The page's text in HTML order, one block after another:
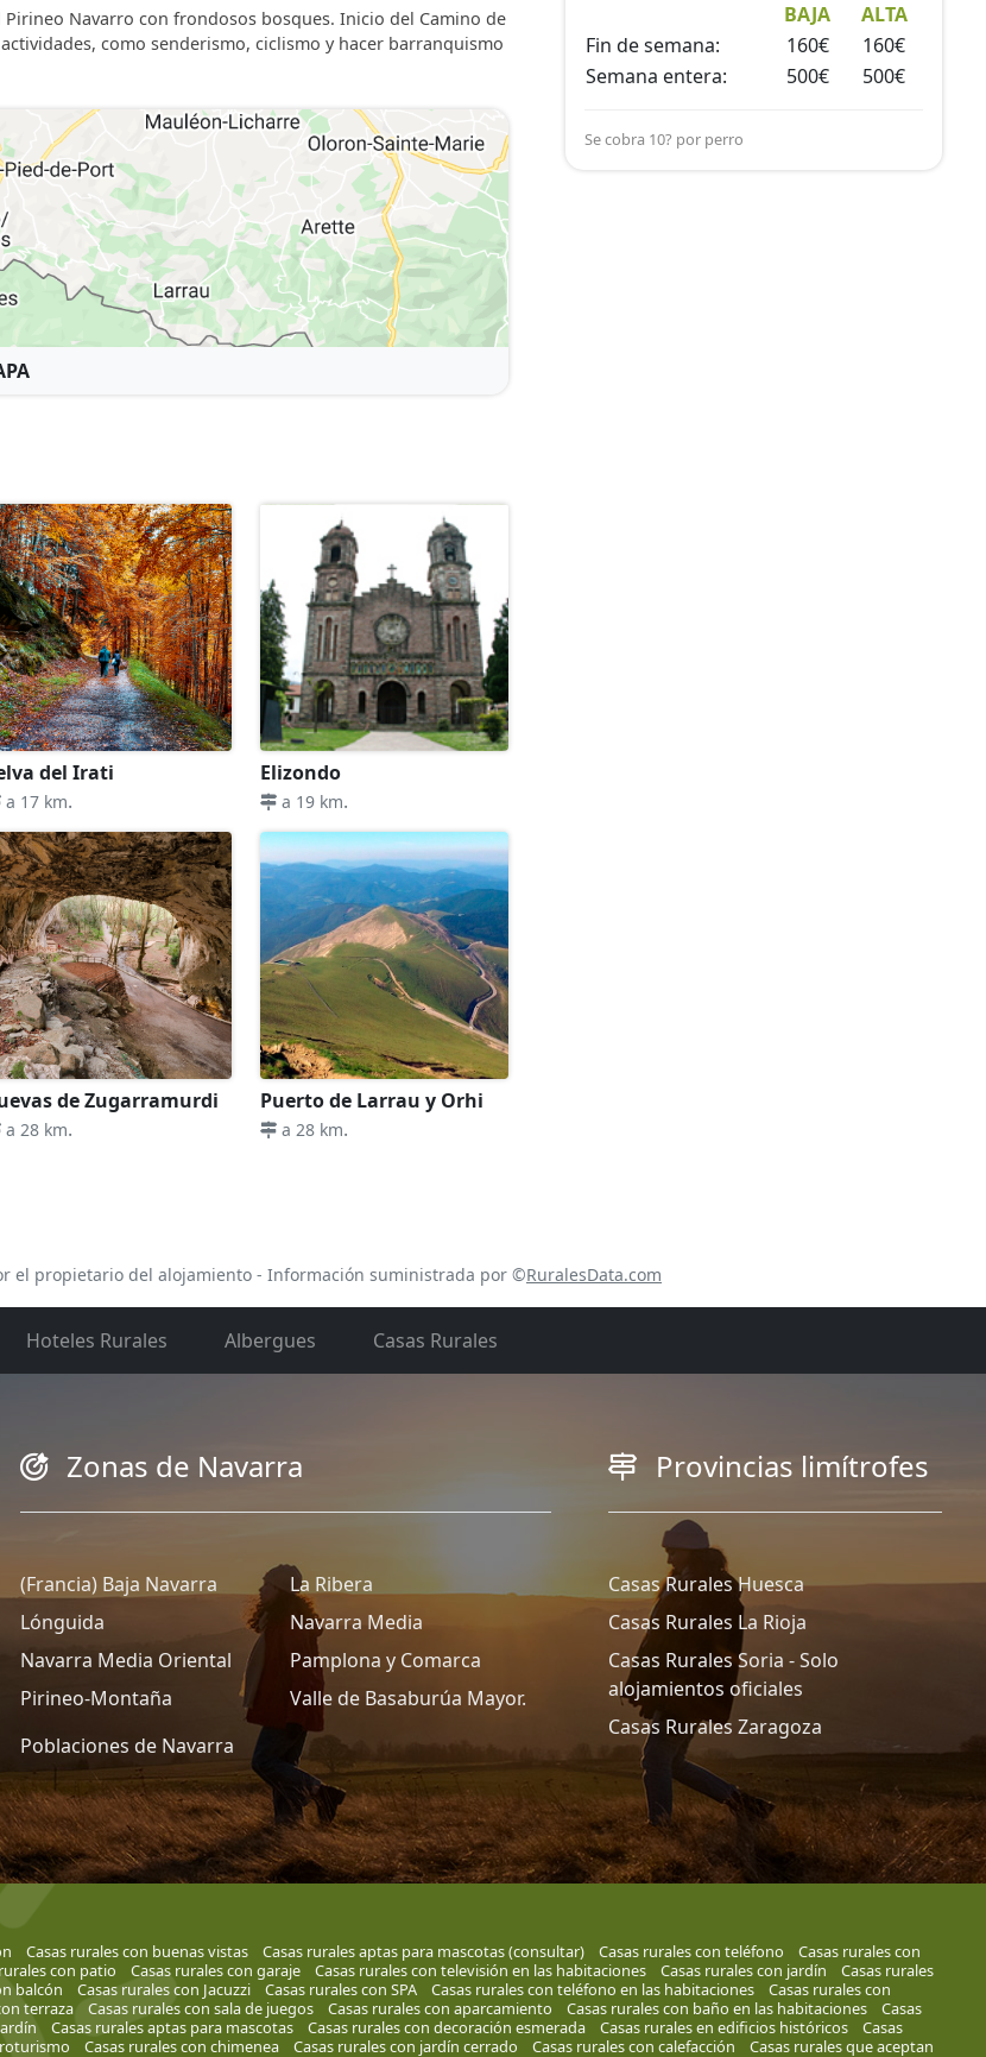
Navarro con frondosos bosques. Inicio del Camino de
como senderismo, ciclismo y hacer barranquismo
del Irati
a 17 km.
Elizondo
a 19 km.
de Zugarramurdi
a 28 km.
Puerto de Larrau y Orhi
a 28 km.
BAJA
ALTA
Fin de semana:
160€
160€
Semana entera:
500€ 500€
Se cobra 10? por perro
el propietario del alojamiento - Información suministrada por ©RuralesData.com
Hoteles Rurales Albergues Casas Rurales
Zonas de Navarra
(Francia) Baja Navarra
La Ribera
Lónguida
Navarra Media
Navarra Media Oriental
Pamplona y Comarca
Pirineo-Montaña
Valle de Basaburúa Mayor.
Poblaciones de Navarra
Provincias limítrofes
Casas Rurales Huesca
Casas Rurales La Rioja
Casas Rurales Soria - Solo
alojamientos oficiales
Casas Rurales Zaragoza
Casas rurales con buenas vistas Casas rurales aptas para mascotas (consultar) Casas rurales con teléfono
Casas rurales con
con patio Casas rurales con garaje Casas rurales con televisión en las habitaciones Casas rurales con jardín
Casas rurales
balcón Casas rurales con Jacuzzi Casas rurales con SPA Casas rurales con teléfono en las habitaciones
Casas rurales con
terraza Casas rurales con sala de juegos Casas rurales con aparcamiento Casas rurales con baño en las habitaciones
Casas
Casas rurales aptas para mascotas Casas rurales con decoración esmerada Casas rurales en edificios históricos
Casas
Casas rurales con chimenea Casas rurales con jardín cerrado Casas rurales con calefacción
Casas rurales que aceptan